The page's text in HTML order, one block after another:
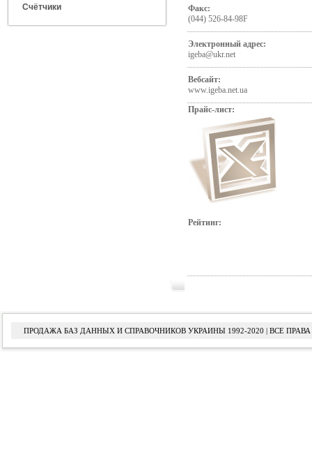
Счётчики
Факс:
(044) 526-84-98F
Электронный адрес:
igeba@ukr.net
Вебсайт:
www.igeba.net.ua
Прайс-лист:
Рейтинг:
ПРОДАЖА БАЗ ДАННЫХ И СПРАВОЧНИКОВ УКРАИНЫ 1992-2020 | ВСЕ